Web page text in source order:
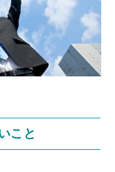
こと